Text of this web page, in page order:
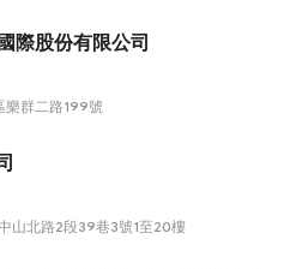
股份有限公司
樂群二路199號
山北路2段39巷3號1至20樓